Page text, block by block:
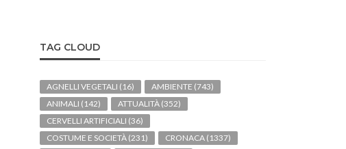
TAG CLOUD
AGNELLI VEGETALI (16) AMBIENTE (743)
ANIMALI (142) ATTUALITÀ (352)
CERVELLI ARTIFICIALI (36)
COSTUME E SOCIETÀ (231) CRONACA (1337)